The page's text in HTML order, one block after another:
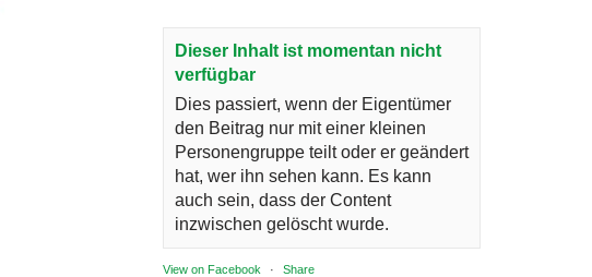
Dieser Inhalt ist momentan nicht
verfügbar
Dies passiert, wenn der Eigentümer
den Beitrag nur mit einer kleinen
Personengruppe teilt oder er geändert
hat, wer ihn sehen kann. Es kann
auch sein, dass der Content
inzwischen gelöscht wurde.
View on Facebook · Share